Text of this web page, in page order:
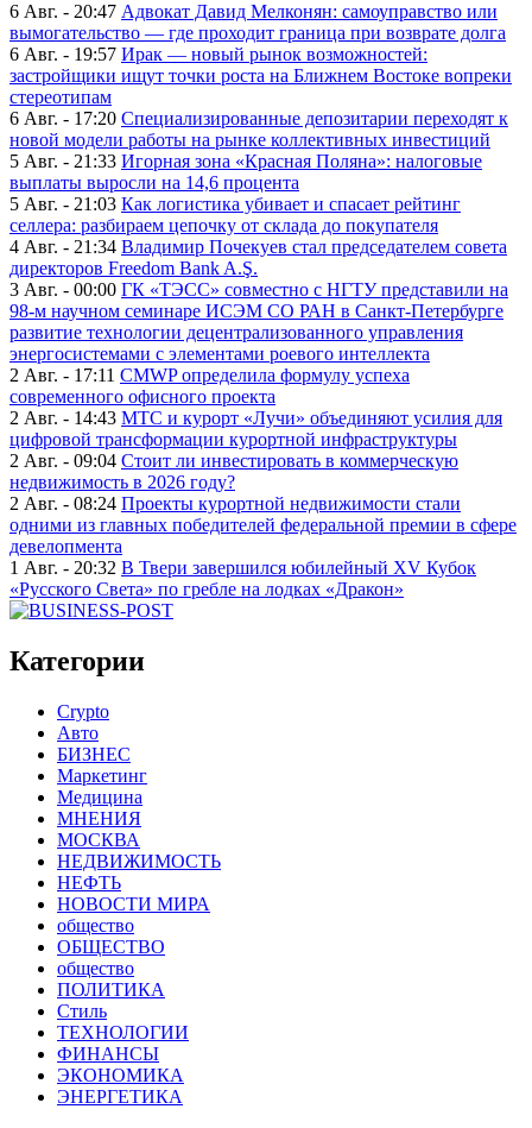
6 Авг. - 20:47 Адвокат Давид Мелконян: самоуправство или
вымогательство — где проходит граница при возврате долга
6 Авг. - 19:57 Ирак — новый рынок возможностей:
застройщики ищут точки роста на Ближнем Востоке вопреки
стереотипам
6 Авг. - 17:20 Специализированные депозитарии переходят к
новой модели работы на рынке коллективных инвестиций
5 Авг. - 21:33 Игорная зона «Красная Поляна»: налоговые
выплаты выросли на 14,6 процента
5 Авг. - 21:03 Как логистика убивает и спасает рейтинг
селлера: разбираем цепочку от склада до покупателя
4 Авг. - 21:34 Владимир Почекуев стал председателем совета
директоров Freedom Bank A.Ş.
3 Авг. - 00:00 ГК «ТЭСС» совместно с НГТУ представили на
98-м научном семинаре ИСЭМ СО РАН в Санкт-Петербурге
развитие технологии децентрализованного управления
энергосистемами с элементами роевого интеллекта
2 Авг. - 17:11 CMWP определила формулу успеха
современного офисного проекта
2 Авг. - 14:43 МТС и курорт «Лучи» объединяют усилия для
цифровой трансформации курортной инфраструктуры
2 Авг. - 09:04 Стоит ли инвестировать в коммерческую
недвижимость в 2026 году?
2 Авг. - 08:24 Проекты курортной недвижимости стали
одними из главных победителей федеральной премии в сфере
девелопмента
1 Авг. - 20:32 В Твери завершился юбилейный XV Кубок
«Русского Света» по гребле на лодках «Дракон»
Категории
Crypto
Авто
БИЗНЕС
Маркетинг
Медицина
МНЕНИЯ
МОСКВА
НЕДВИЖИМОСТЬ
НЕФТЬ
НОВОСТИ МИРА
общество
ОБЩЕСТВО
общество
ПОЛИТИКА
Стиль
ТЕХНОЛОГИИ
ФИНАНСЫ
ЭКОНОМИКА
ЭНЕРГЕТИКА